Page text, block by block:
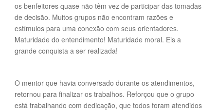
os benfeitores quase não têm vez de participar das tomadas
de decisão. Muitos grupos não encontram razões e
estímulos para uma conexão com seus orientadores.
Maturidade do entendimento! Maturidade moral. Eis a
grande conquista a ser realizada!
O mentor que havia conversado durante os atendimentos,
retornou para finalizar os trabalhos. Reforçou que o grupo
está trabalhando com dedicação, que todos foram atendidos